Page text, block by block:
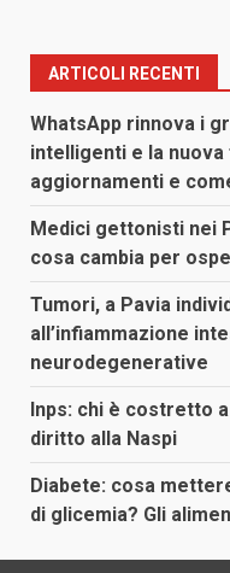
ARTICOLI RECENTI
WhatsApp rinnova i
intelligenti e la
aggiornamenti e
Medici gettonisti nei
cosa cambia per
Tumori, a Pavia
all’infiammazione
neurodegenerative
Inps: chi è costretto
diritto alla Naspi
Diabete: cosa
di glicemia? Gli